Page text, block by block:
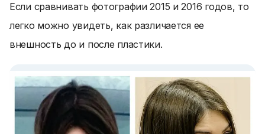
Если сравнивать фотографии 2015 и 2016 годов, то
легко можно увидеть, как различается ее
внешность до и после пластики.